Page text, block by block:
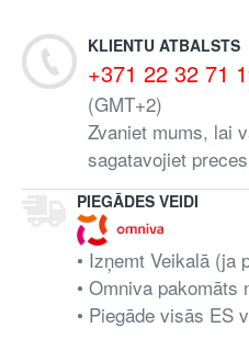
PIEGĀDES VEIDI
• Izņemt Veikalā (ja
• Omniva pakomāts
• Piegāde visās ES
KLIENTU ATBALSTS
+371 22 32 71
(GMT+2)
Zvaniet mums, lai
sagatavojiet